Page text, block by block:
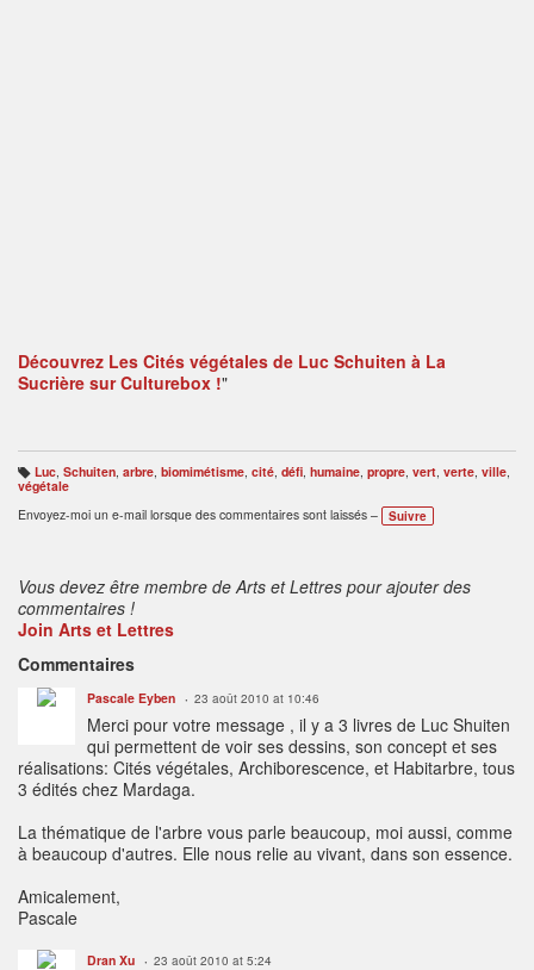
Découvrez Les Cités végétales de Luc Schuiten à La
Sucrière sur Culturebox !"
B
ali
s
e
Luc, Schuiten, arbre, biomimétisme, cité, défi, humaine, propre, vert, verte, ville,
végétale
Envoyez-moi un e-mail lorsque des commentaires sont laissés –
Suivre
Vous devez être membre de Arts et Lettres pour ajouter des
commentaires !
Join Arts et Lettres
Commentaires
Pascale Eyben 23 août 2010 at 10:46
Merci pour votre message , il y a 3 livres de Luc Shuiten
qui permettent de voir ses dessins, son concept et ses
réalisations: Cités végétales, Archiborescence, et Habitarbre, tous
3 édités chez Mardaga.
La thématique de l'arbre vous parle beaucoup, moi aussi, comme
à beaucoup d'autres. Elle nous relie au vivant, dans son essence.
Amicalement,
Pascale
Dran Xu 23 août 2010 at 5:24